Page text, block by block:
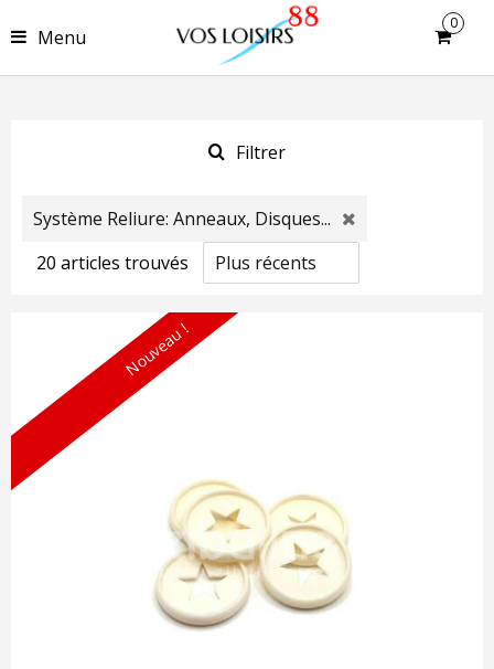
Menu
0
Filtrer
Système Reliure: Anneaux, Disques...
20 articles trouvés
Nouveau !